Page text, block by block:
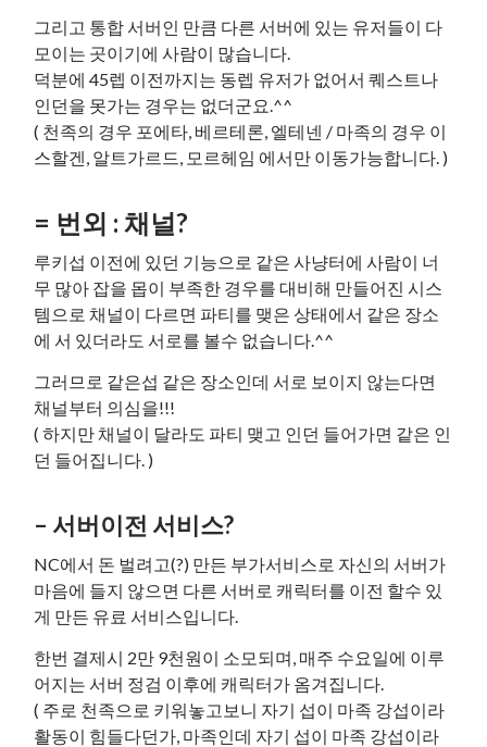
그리고 통합 서버인 만큼 다른 서버에 있는 유저들이 다
모이는 곳이기에 사람이 많습니다.
덕분에 45렙 이전까지는 동렙 유저가 없어서 퀘스트나
인던을 못가는 경우는 없더군요.^^
( 천족의 경우 포에타, 베르테론, 엘테넨 / 마족의 경우 이
스할겐, 알트가르드, 모르헤임 에서만 이동가능합니다. )
= 번외 : 채널?
루키섭 이전에 있던 기능으로 같은 사냥터에 사람이 너
무 많아 잡을 몹이 부족한 경우를 대비해 만들어진 시스
템으로 채널이 다르면 파티를 맺은 상태에서 같은 장소
에 서 있더라도 서로를 볼수 없습니다.^^
그러므로 같은섭 같은 장소인데 서로 보이지 않는다면
채널부터 의심을!!!
( 하지만 채널이 달라도 파티 맺고 인던 들어가면 같은 인
던 들어집니다. )
– 서버이전 서비스?
NC에서 돈 벌려고(?) 만든 부가서비스로 자신의 서버가
마음에 들지 않으면 다른 서버로 캐릭터를 이전 할수 있
게 만든 유료 서비스입니다.
한번 결제시 2만 9천원이 소모되며, 매주 수요일에 이루
어지는 서버 정검 이후에 캐릭터가 옴겨집니다.
( 주로 천족으로 키워놓고보니 자기 섭이 마족 강섭이라
활동이 힘들다던가, 마족인데 자기 섭이 마족 강섭이라